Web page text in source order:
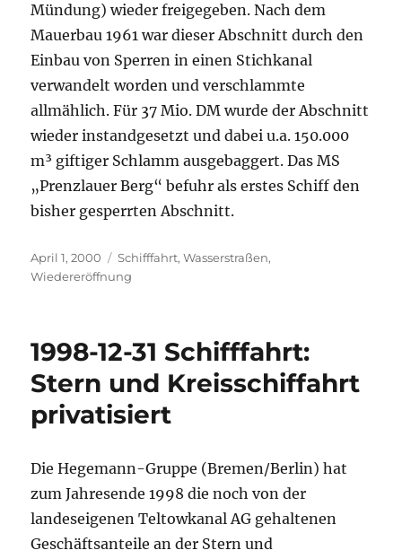
Mündung) wieder freigegeben. Nach dem
Mauerbau 1961 war dieser Abschnitt durch den
Einbau von Sperren in einen Stichkanal
verwandelt worden und verschlammte
allmählich. Für 37 Mio. DM wurde der Abschnitt
wieder instandgesetzt und dabei u.a. 150.000
m³ giftiger Schlamm ausgebaggert. Das MS
„Prenzlauer Berg“ befuhr als erstes Schiff den
bisher gesperrten Abschnitt.
Veröffentlicht
am
April 1, 2000 Kategorien
Schifffahrt,Wasserstraßen,
Wiedereröffnung
1998-12-31 Schifffahrt:
Stern und Kreisschiffahrt
privatisiert
Die Hegemann-Gruppe (Bremen/Berlin) hat
zum Jahresende 1998 die noch von der
landeseigenen Teltowkanal AG gehaltenen
Geschäftsanteile an der Stern und